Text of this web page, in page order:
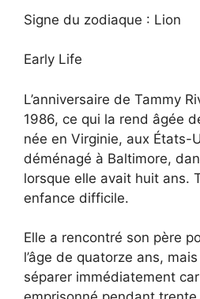
Signe du zodiaque : Lion
Early Life
L’anniversaire de Tammy
1986, ce qui la rend âgée
née en Virginie, aux États-
déménagé à Baltimore,
lorsque elle avait huit ans.
enfance difficile.
Elle a rencontré son père
l’âge de quatorze ans,
séparer immédiatement